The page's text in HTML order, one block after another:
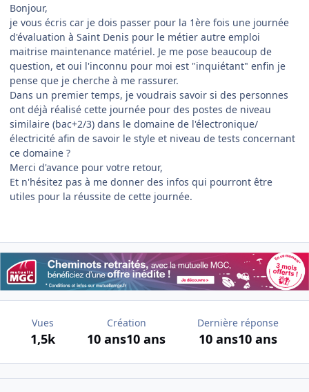
Bonjour,
je vous écris car je dois passer pour la 1ère fois une journée
d'évaluation à Saint Denis pour le métier autre emploi
maitrise maintenance matériel. Je me pose beaucoup de
question, et oui l'inconnu pour moi est "inquiétant" enfin je
pense que je cherche à me rassurer.
Dans un premier temps, je voudrais savoir si des personnes
ont déjà réalisé cette journée pour des postes de niveau
similaire (bac+2/3) dans le domaine de l'électronique/
électricité afin de savoir le style et niveau de tests concernant
ce domaine ?
Merci d'avance pour votre retour,
Et n'hésitez pas à me donner des infos qui pourront être
utiles pour la réussite de cette journée.
Vues
1,5k
Création
10 ans10 ans
Dernière réponse
10 ans10 ans